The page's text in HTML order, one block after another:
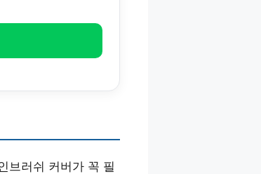
브러쉬 커버가 꼭 필